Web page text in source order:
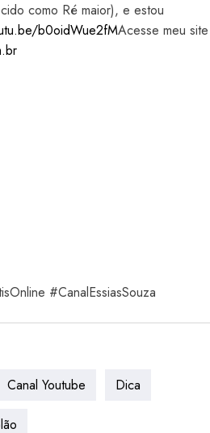
como Ré maior), e estou
b0oidWue2fMAcesse meu site
#CanalEssiasSouza
Canal Youtube Dica